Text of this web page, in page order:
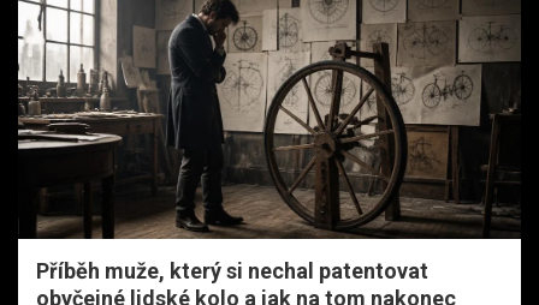
Příběh muže, který si nechal patentovat
obyčejné lidské kolo a jak na tom nakonec